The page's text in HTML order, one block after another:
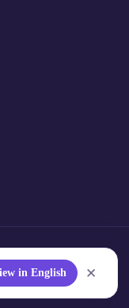
2026 г. ·Ещё от
in English ✕